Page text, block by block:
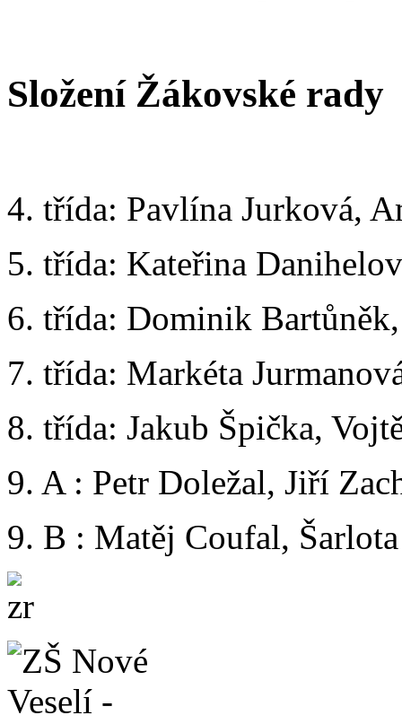
Složení Žákovské rady
4. třída: Pavlína Jurková,
5. třída: Kateřina
6. třída: Dominik
7. třída: Markéta
8. třída: Jakub Špička,
9. A : Petr Doležal, Jiří
9. B : Matěj Coufal,